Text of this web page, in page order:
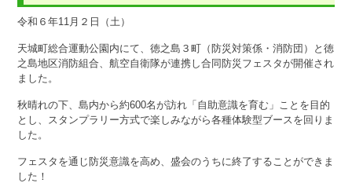
令和６年11月２日（土）
天城町総合運動公園内にて、徳之島３町（防災対策係・消防団）と徳
之島地区消防組合、航空自衛隊が連携し合同防災フェスタが開催され
ました。
秋晴れの下、島内から約600名が訪れ「自助意識を育む」ことを目的
とし、スタンプラリー方式で楽しみながら各種体験型ブースを回りま
した。
フェスタを通じ防災意識を高め、盛会のうちに終了することができま
した！